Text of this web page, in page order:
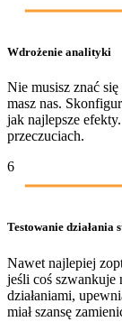
Wdrożenie analityki
Nie musisz znać
masz nas.
jak najlepsze
przeczuciach.
6
Testowanie działania
Nawet najlepiej
jeśli coś szwankuje
działaniami,
miał szansę